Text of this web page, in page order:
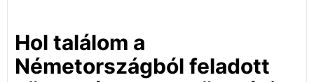
Hol találom a
Németországból feladott